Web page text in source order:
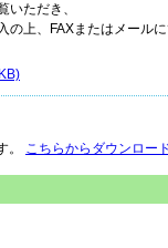
ただき、
上、FAXまたはメールに
。 こちらからダウンロー